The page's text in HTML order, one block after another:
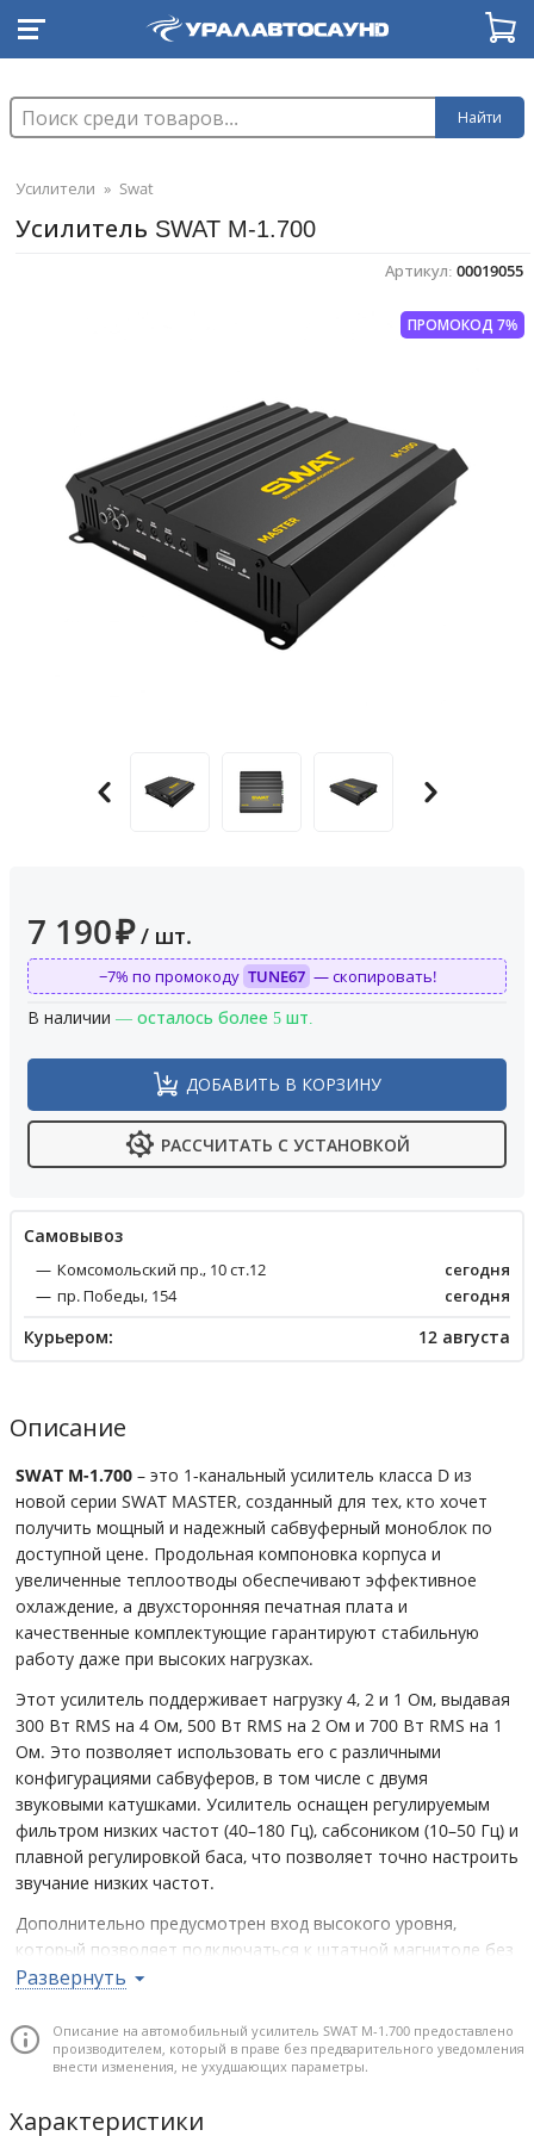
Найти
Усилители » Swat
Усилитель SWAT M-1.700
Артикул: 00019055
ПРОМОКОД 7%
7 190₽ / шт.
−7% по промокоду TUNE67 — скопировать!
В наличии — осталось более 5 шт.
ДОБАВИТЬ В КОРЗИНУ
РАССЧИТАТЬ С УСТАНОВКОЙ
Cамовывоз
Комсомольский пр., 10 ст.12
сегодня
пр. Победы, 154
сегодня
Курьером: 12 августа
Описание
SWAT M-1.700 – это 1-канальный усилитель класса D из
новой серии SWAT MASTER, созданный для тех, кто хочет
получить мощный и надежный сабвуферный моноблок по
доступной цене. Продольная компоновка корпуса и
увеличенные теплоотводы обеспечивают эффективное
охлаждение, а двухсторонняя печатная плата и
качественные комплектующие гарантируют стабильную
работу даже при высоких нагрузках.
Этот усилитель поддерживает нагрузку 4, 2 и 1 Ом, выдавая
300 Вт RMS на 4 Ом, 500 Вт RMS на 2 Ом и 700 Вт RMS на 1
Ом. Это позволяет использовать его с различными
конфигурациями сабвуферов, в том числе с двумя
звуковыми катушками. Усилитель оснащен регулируемым
фильтром низких частот (40–180 Гц), сабсоником (10–50 Гц) и
плавной регулировкой баса, что позволяет точно настроить
звучание низких частот.
Дополнительно предусмотрен вход высокого уровня,
который позволяет подключаться к штатной магнитоле без
необходимости использования внешнего преобразователя.
баса, обеспечивающим удобное управление низкими
частотами прямо из салона автомобиля.
Развернуть
Описание на автомобильный усилитель SWAT M-1.700 предоставлено
производителем, который в праве без предварительного уведомления
внести изменения, не ухудшающих параметры.
Характеристики